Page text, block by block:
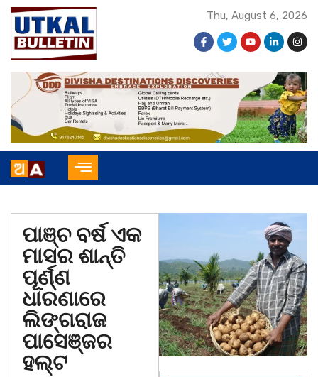
Thu, August 6, 2026
ପାଞ୍ଚ ବର୍ଷ ଏକ
ମାସର ଶାନ୍ତି
ପୂର୍ଣ୍ଣ
ଧାରଣାରେ
ଲିଙ୍ଗରାଜ
ପାସେଞ୍ଜର
ହଲ୍ଟ